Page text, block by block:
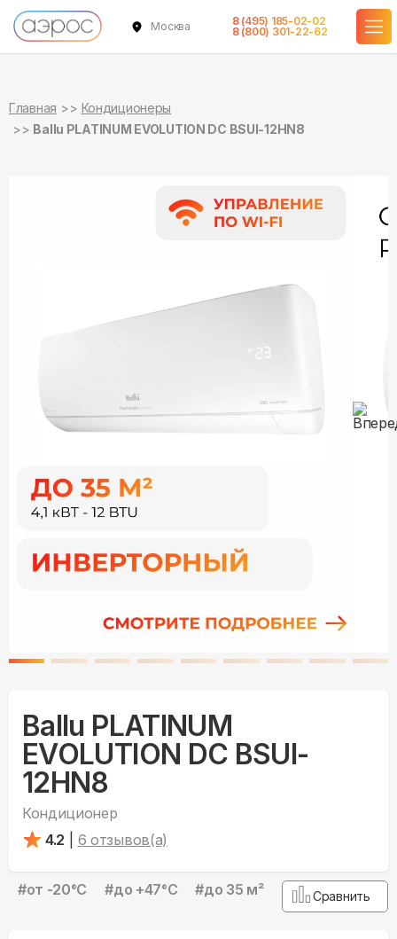
Москва
8 (495) 185-02-02
8 (800) 301-22-62
Главная
Кондиционеры
Ballu PLATINUM EVOLUTION DC BSUI-12HN8
Ballu PLATINUM
EVOLUTION DC BSUI-
12HN8
Кондиционер
4.2
6 отзывов(а)
#от -20°С #до +47°С #до 35 м² Сравнить
в наличии
в наличии